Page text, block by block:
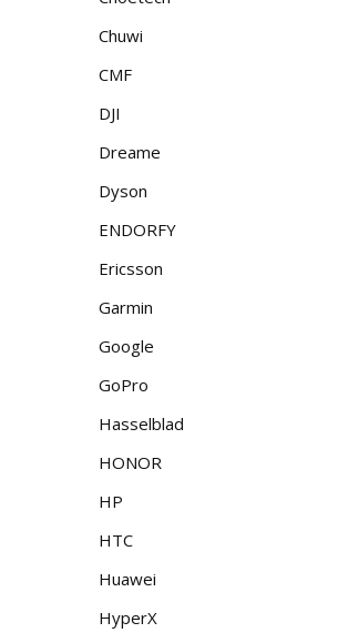
Chuwi
CMF
DJI
Dreame
Dyson
ENDORFY
Ericsson
Garmin
Google
GoPro
Hasselblad
HONOR
HP
HTC
Huawei
HyperX